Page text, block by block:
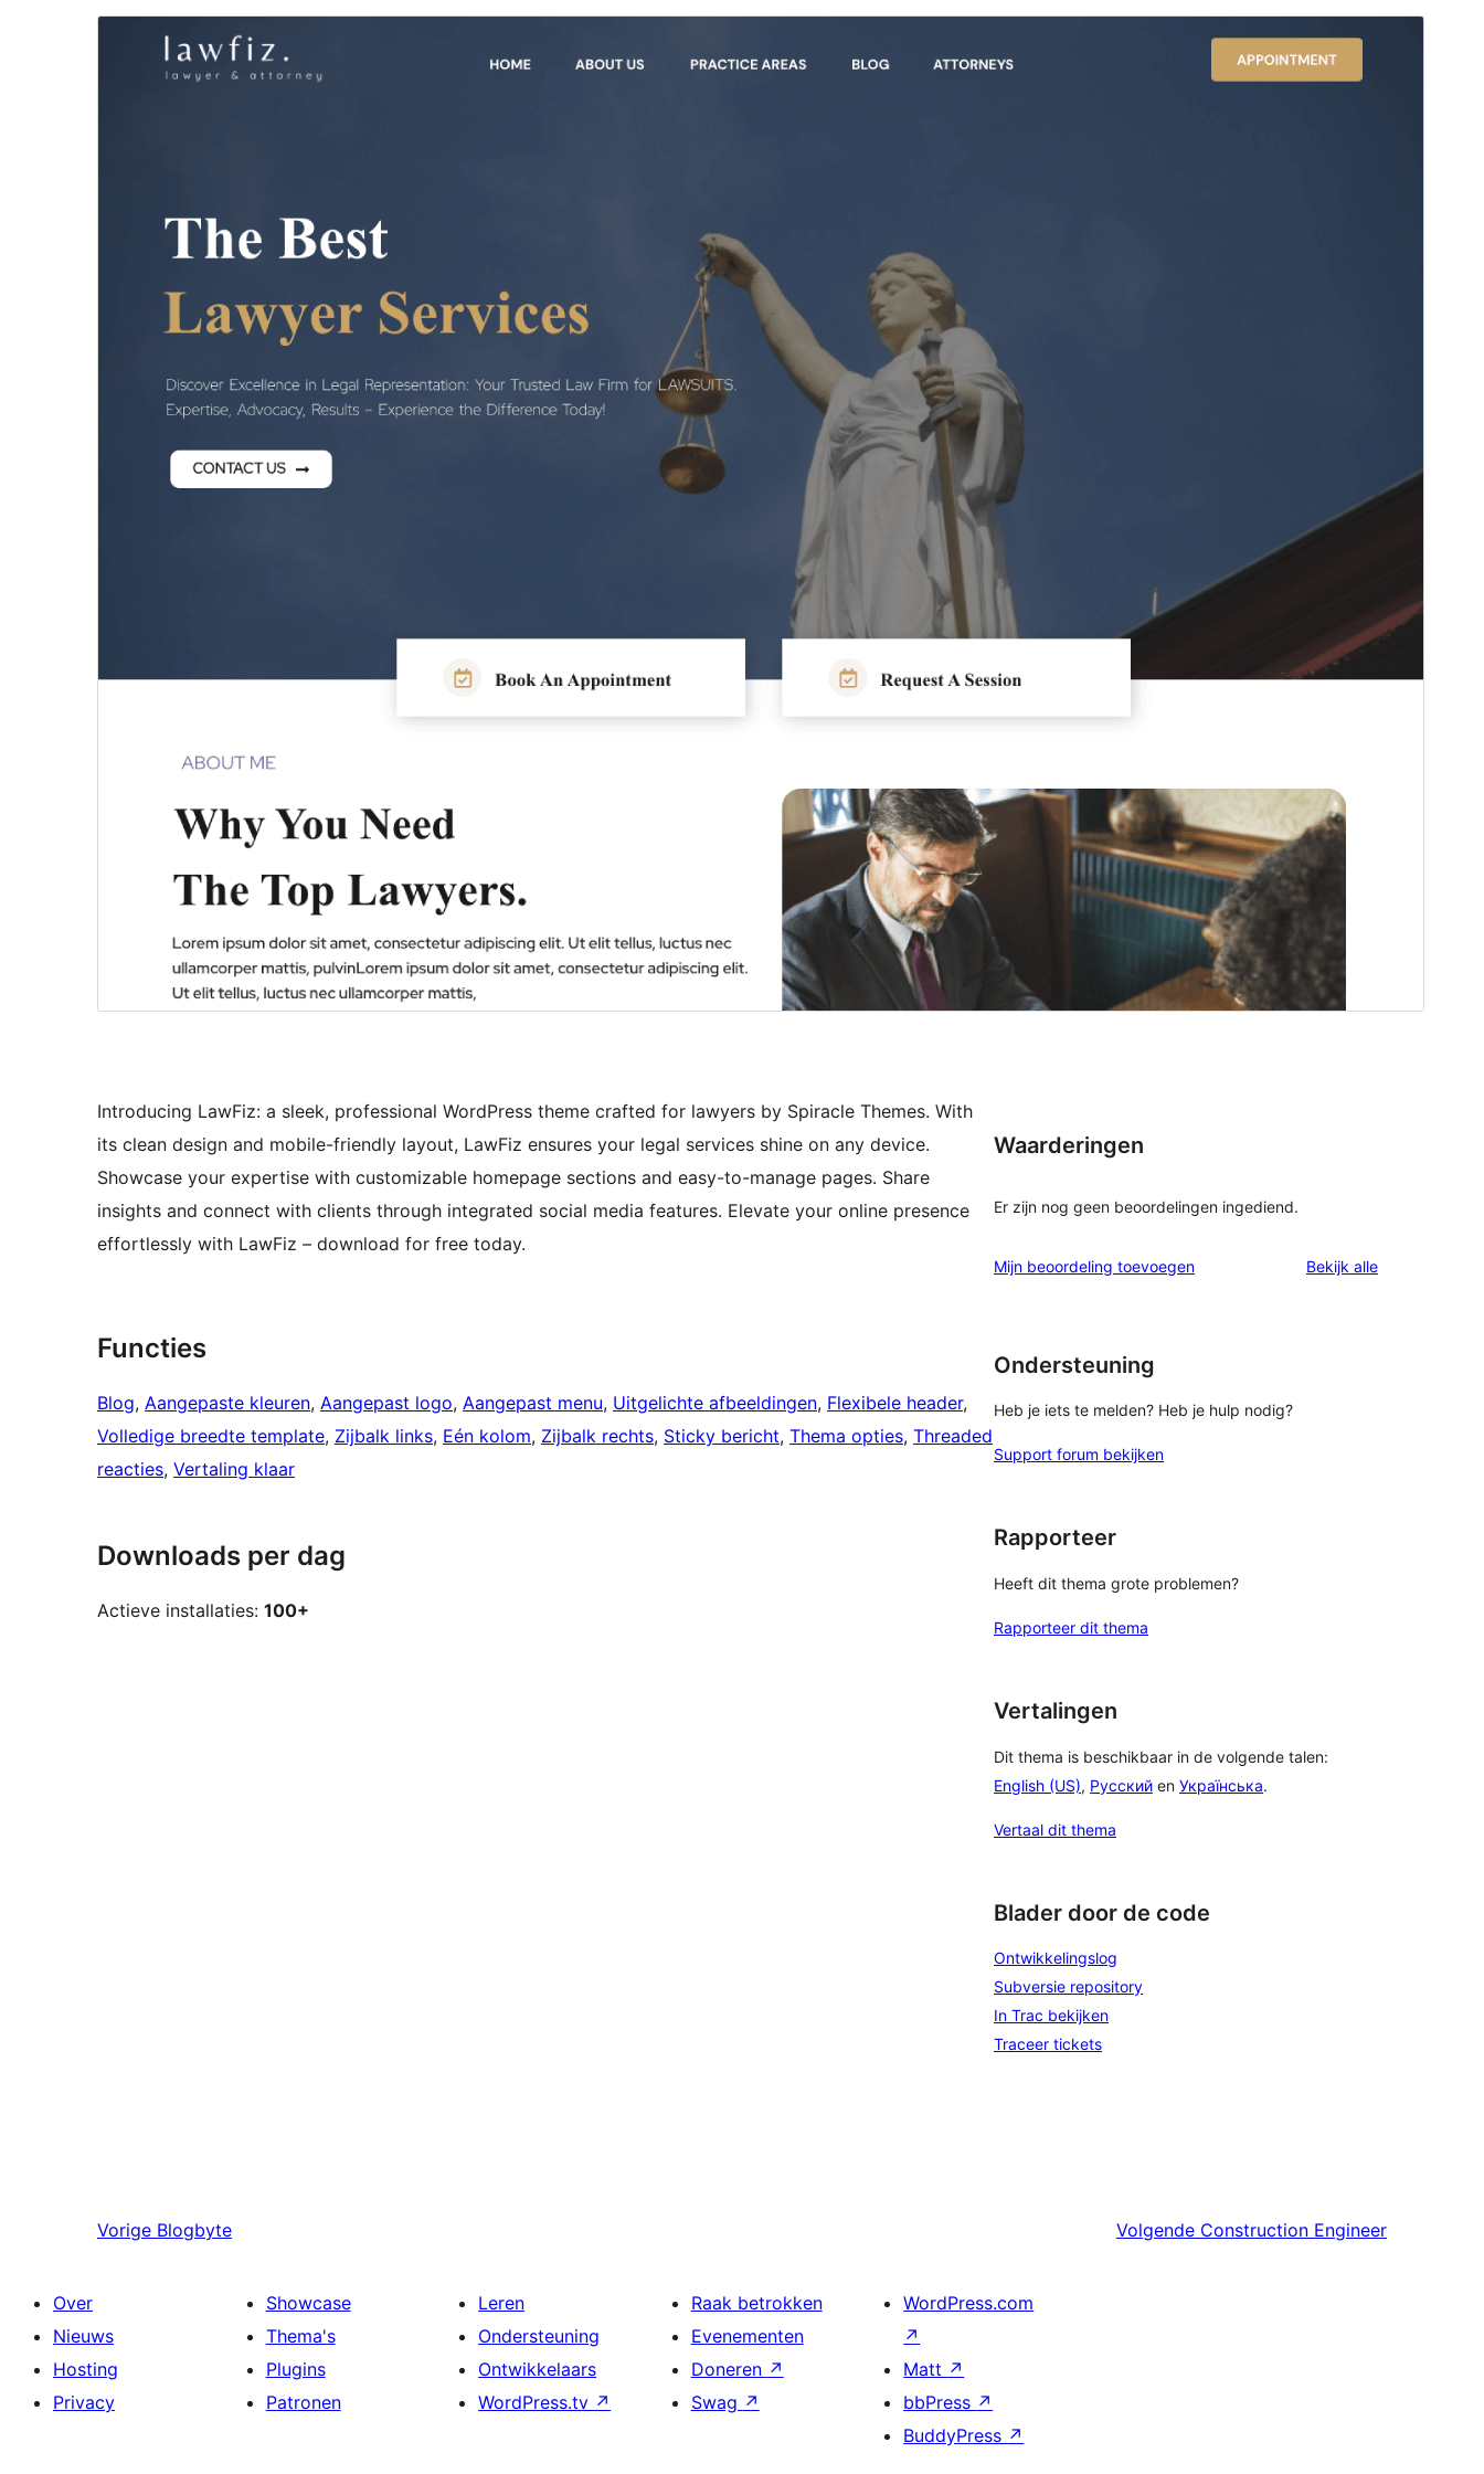
1.4
Introducing LawFiz: a sleek, professional WordPress theme crafted for lawyers by Spiracle Themes. With
its clean design and mobile-friendly layout, LawFiz ensures your legal services shine on any device.
Showcase your expertise with customizable homepage sections and easy-to-manage pages. Share
insights and connect with clients through integrated social media features. Elevate your online presence
effortlessly with LawFiz – download for free today.
Functies
Blog, Aangepaste kleuren, Aangepast logo, Aangepast menu, Uitgelichte afbeeldingen, Flexibele header
Volledige breedte template, Zijbalk links, Eén kolom, Zijbalk rechts, Sticky bericht, Thema opties, Threaded
reacties, Vertaling klaar
Downloads per dag
Actieve installaties: 100+
Waarderingen
Er zijn nog geen beoordelingen ingediend.
Mijn beoordeling toevoegen Bekijk allebeoordelingen
Ondersteuning
Heb je iets te melden? Heb je hulp nodig?
Support forum bekijken
Rapporteer
Heeft dit thema grote problemen?
Rapporteer dit thema
Vertalingen
Dit thema is beschikbaar in de volgende talen:
English (US), Русский en Українська.
Vertaal dit thema
Blader door de code
Ontwikkelingslog
Subversie repository
In Trac bekijken
Traceer tickets
Vorige Blogbyte Volgende Construction Engineer
Over
Nieuws
Hosting
Privacy
Showcase
Thema's
Plugins
Patronen
Leren
Ondersteuning
Ontwikkelaars
WordPress.tv ↗
Raak betrokken
Evenementen
Doneren ↗
Swag ↗
WordPress.com
↗
Matt ↗
bbPress ↗
BuddyPress ↗